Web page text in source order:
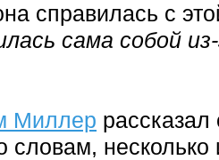
справилась с
сама собой
Миллер
словам, несколько